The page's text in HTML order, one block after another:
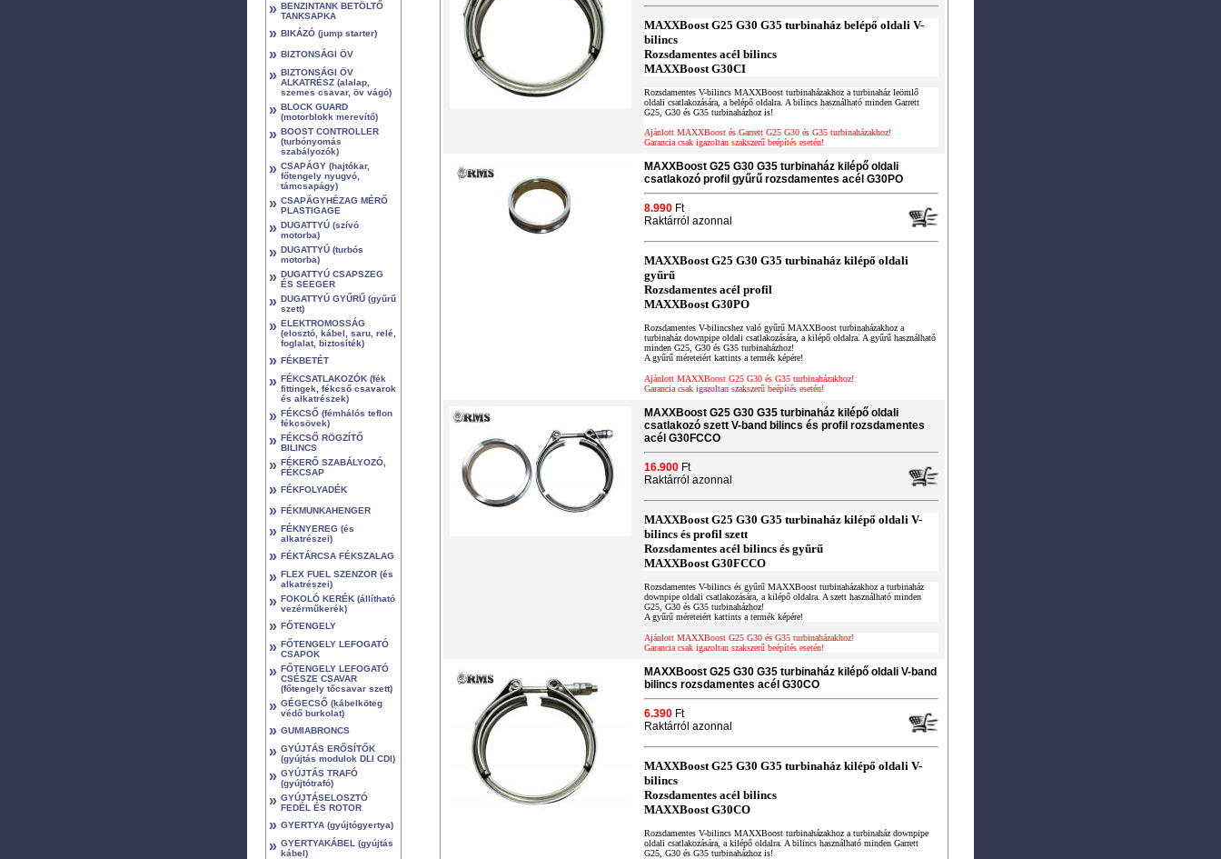
» BENZINTANK BETÖLTŐ
TANKSAPKA
» BIKÁZÓ (jump starter)
» BIZTONSÁGI ÖV
» BIZTONSÁGI ÖV
ALKATRÉSZ (alalap,
szemes csavar, öv vágó)
» BLOCK GUARD
(motorblokk merevítő)
» BOOST CONTROLLER
(turbónyomás
szabályozók)
» CSAPÁGY (hajtókar,
főtengely nyugvó,
támcsapágy)
» CSAPÁGYHÉZAG MÉRŐ
PLASTIGAGE
» DUGATTYÚ (szívó
motorba)
» DUGATTYÚ (turbós
motorba)
» DUGATTYÚ CSAPSZEG
ÉS SEEGER
» DUGATTYÚ GYŰRŰ (gyűrű
szett)
» ELEKTROMOSSÁG
(elosztó, kábel, saru, relé,
foglalat, biztosíték)
» FÉKBETÉT
» FÉKCSATLAKOZÓK (fék
fittingek, fékcső csavarok
és alkatrészek)
» FÉKCSŐ (fémhálós teflon
fékcsövek)
» FÉKCSŐ RÖGZÍTŐ
BILINCS
» FÉKERŐ SZABÁLYOZÓ,
FÉKCSAP
» FÉKFOLYADÉK
» FÉKMUNKAHENGER
» FÉKNYEREG (és
alkatrészei)
» FÉKTÁRCSA FÉKSZALAG
» FLEX FUEL SZENZOR (és
alkatrészei)
» FOKOLÓ KERÉK (állítható
vezérműkerék)
» FŐTENGELY
» FŐTENGELY LEFOGATÓ
CSAPOK
» FŐTENGELY LEFOGATÓ
CSÉSZE CSAVAR
(főtengely tőcsavar szett)
» GÉGECSŐ (kábelköteg
védő burkolat)
» GUMIABRONCS
» GYÚJTÁS ERŐSÍTŐK
(gyújtás modulok DLI CDI)
» GYÚJTÁS TRAFÓ
(gyújtótrafó)
» GYÚJTÁSELOSZTÓ
FEDÉL ÉS ROTOR
» GYERTYA (gyújtógyertya)
» GYERTYAKÁBEL (gyújtás
kábel)
MAXXBoost G25 G30 G35 turbinaház belépő oldali V-
bilincs
Rozsdamentes acél bilincs
MAXXBoost G30CI
Rozsdamentes V-bilincs MAXXBoost turbinaházakhoz a turbinaház leömlő
oldali csatlakozására, a belépő oldalra. A bilincs használható minden Garrett
G25, G30 és G35 turbinaházhoz is!
Ajánlott MAXXBoost és Garrett G25 G30 és G35 turbinaházakhoz!
Garancia csak igazoltan szakszerű beépítés esetén!
MAXXBoost G25 G30 G35 turbinaház kilépő oldali
csatlakozó profil gyűrű rozsdamentes acél G30PO
8.990 Ft
Raktárról azonnal
MAXXBoost G25 G30 G35 turbinaház kilépő oldali
gyűrű
Rozsdamentes acél profil
MAXXBoost G30PO
Rozsdamentes V-bilincshez való gyűrű MAXXBoost turbinaházakhoz a
turbinaház downpipe oldali csatlakozására, a kilépő oldalra. A gyűrű használható
minden G25, G30 és G35 turbinaházhoz!
A gyűrű méreteiért kattints a termék képére!
Ajánlott MAXXBoost G25 G30 és G35 turbinaházakhoz!
Garancia csak igazoltan szakszerű beépítés esetén!
MAXXBoost G25 G30 G35 turbinaház kilépő oldali
csatlakozó szett V-band bilincs és profil rozsdamentes
acél G30FCCO
16.900 Ft
Raktárról azonnal
MAXXBoost G25 G30 G35 turbinaház kilépő oldali V-
bilincs és profil szett
Rozsdamentes acél bilincs és gyűrű
MAXXBoost G30FCCO
Rozsdamentes V-bilincs és gyűrű MAXXBoost turbinaházakhoz a turbinaház
downpipe oldali csatlakozására, a kilépő oldalra. A szett használható minden
G25, G30 és G35 turbinaházhoz!
A gyűrű méreteiért kattints a termék képére!
Ajánlott MAXXBoost G25 G30 és G35 turbinaházakhoz!
Garancia csak igazoltan szakszerű beépítés esetén!
MAXXBoost G25 G30 G35 turbinaház kilépő oldali V-band
bilincs rozsdamentes acél G30CO
6.390 Ft
Raktárról azonnal
MAXXBoost G25 G30 G35 turbinaház kilépő oldali V-
bilincs
Rozsdamentes acél bilincs
MAXXBoost G30CO
Rozsdamentes V-bilincs MAXXBoost turbinaházakhoz a turbinaház downpipe
oldali csatlakozására, a kilépő oldalra. A bilincs használható minden Garrett
G25, G30 és G35 turbinaházhoz is!